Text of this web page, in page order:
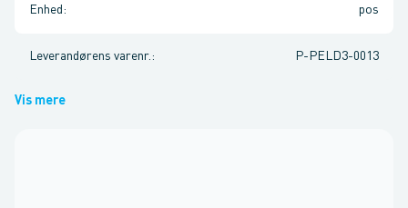
Enhed : pos
Leverandørens varenr. : P-PELD3-0013
Vis mere